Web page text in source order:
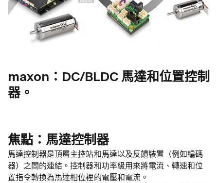
maxon：DC/BLDC 馬達和位置控制
器。
焦點：馬達控制器
馬達控制器是頂層主控站和馬達以及反饋裝置（例如編碼
器）之間的連結。控制器和功率級用來將電流、轉速和位
置指令轉換為馬達相位裡的電壓和電流。